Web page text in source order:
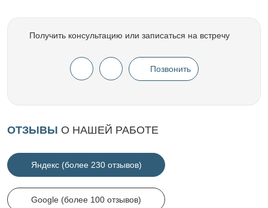
Получить консультацию или записаться на встречу
Позвонить
ОТЗЫВЫ О НАШЕЙ РАБОТЕ
Яндекс (более 230 отзывов)
Google (более 100 отзывов)